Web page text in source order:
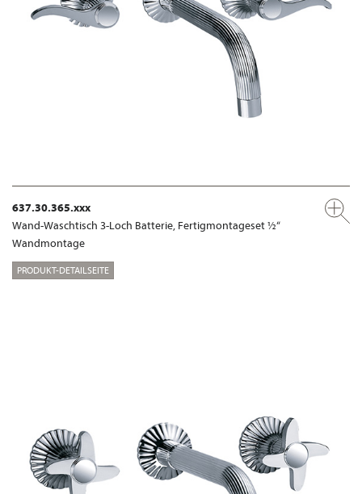
637.30.365.xxx
Wand-Waschtisch 3-Loch Batterie, Fertigmontageset ½“
Wandmontage
PRODUKT-DETAILSEITE